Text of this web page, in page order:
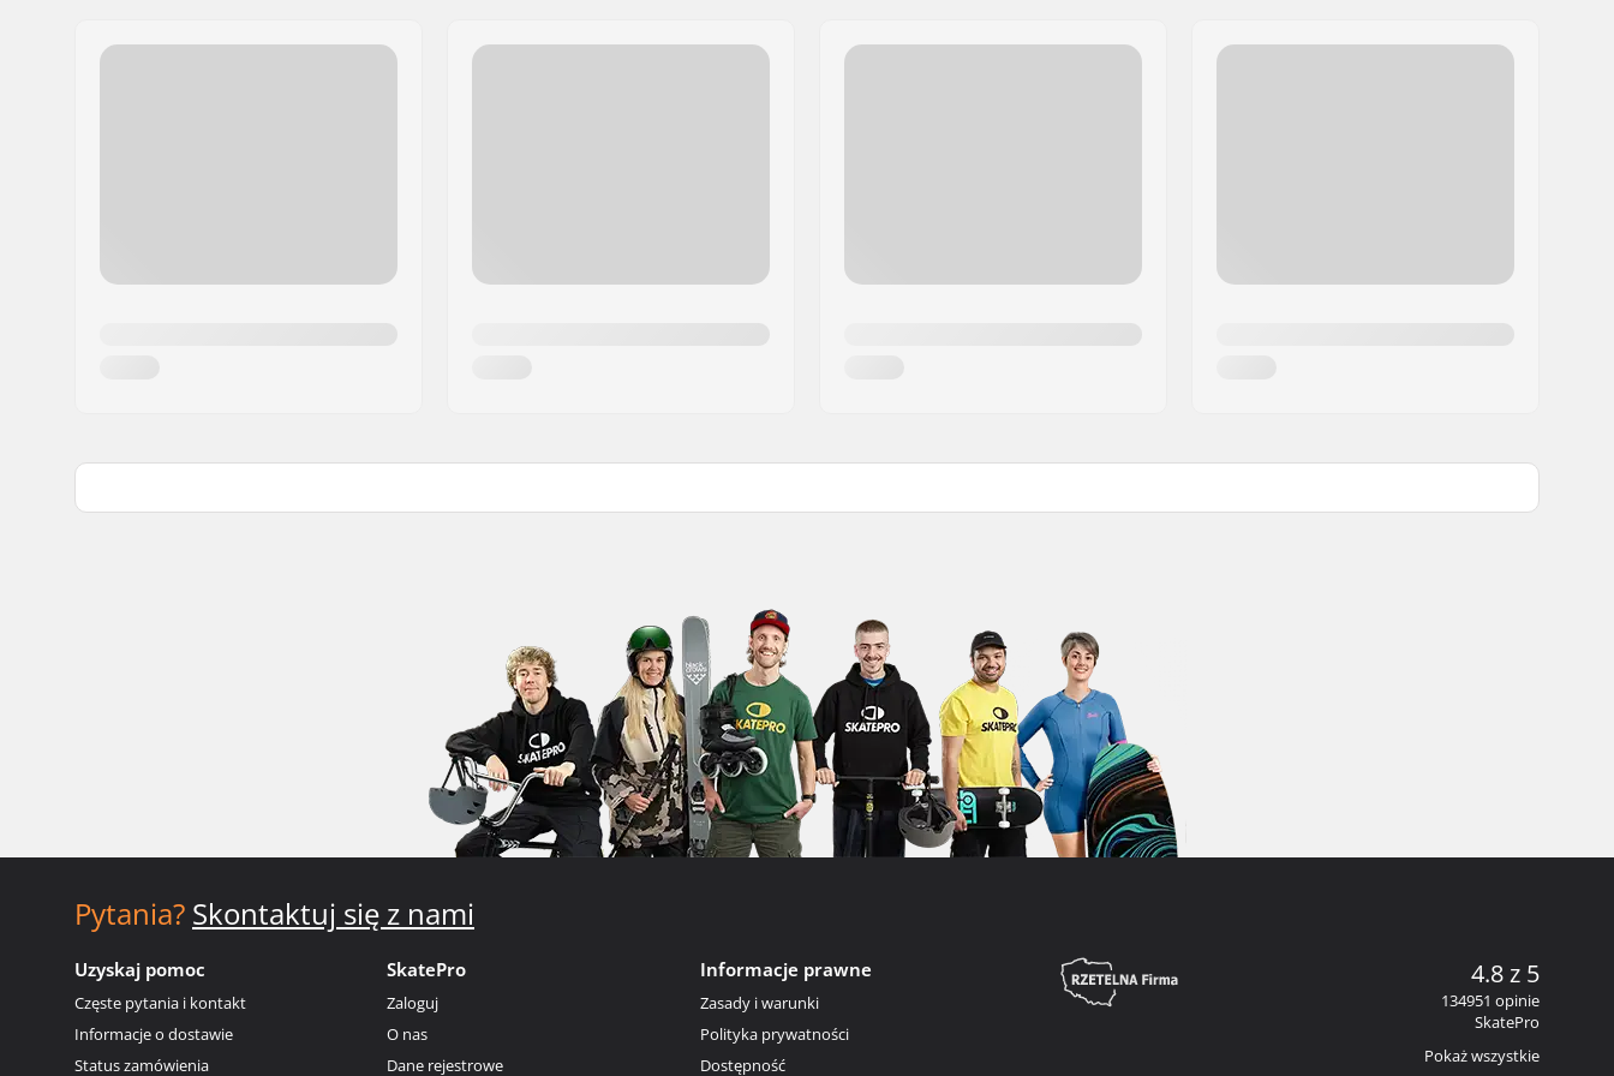
Pytania? Skontaktuj się z nami
Uzyskaj pomoc
Częste pytania i kontakt
Informacje o dostawie
Status zamówienia
SkatePro
Zaloguj
O nas
Dane rejestrowe
Informacje prawne
Zasady i warunki
Polityka prywatności
Dostępność
4.8 z 5
134951 opinie
SkatePro
Pokaż wszystkie